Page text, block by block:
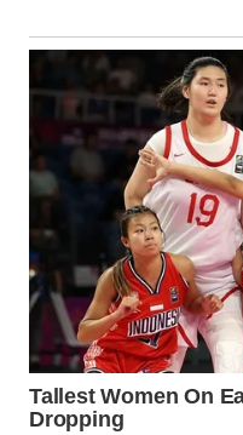
NUSANTARA
WN
JOGJA
JATIM
WN
BALI
WN
KALBAR